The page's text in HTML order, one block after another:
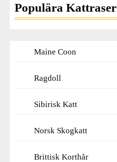
Populära Kattraser
Maine Coon
Ragdoll
Sibirisk Katt
Norsk Skogkatt
Brittisk Korthår